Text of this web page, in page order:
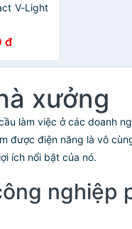
V-Light
đ
xưởng
làm việc ở các doanh
được điện năng là vô
ích nổi bật của nó.
nghiệp